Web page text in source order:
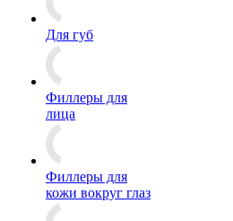
Для губ
Филлеры для
лица
Филлеры для
кожи вокруг глаз